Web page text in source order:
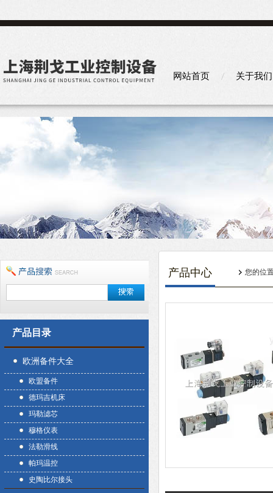
网站首页 关于我们
产品目录
欧洲备件大全
欧盟备件
德玛吉机床
玛勒滤芯
穆格仪表
法勒滑线
帕玛温控
史陶比尔接头
产品中心 您的位